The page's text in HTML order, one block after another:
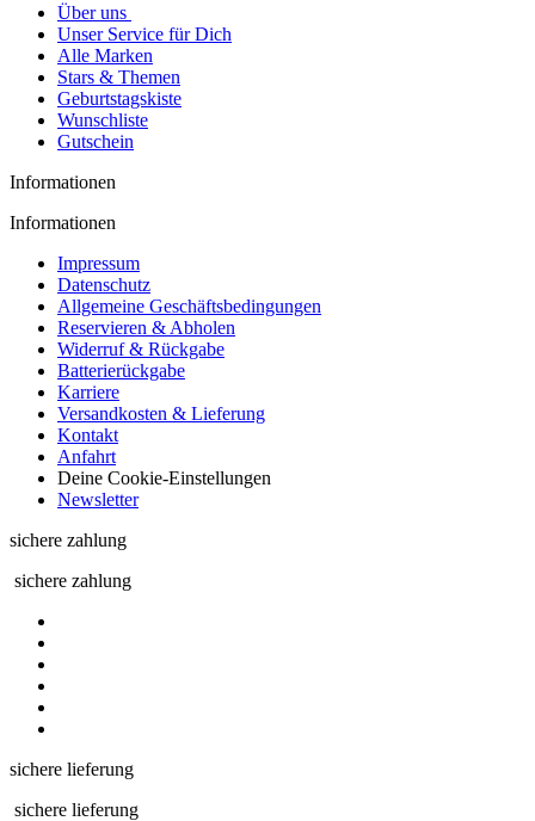
Über uns
Unser Service für Dich
Alle Marken
Stars & Themen
Geburtstagskiste
Wunschliste
Gutschein
Informationen
Informationen
Impressum
Datenschutz
Allgemeine Geschäftsbedingungen
Reservieren & Abholen
Widerruf & Rückgabe
Batterierückgabe
Karriere
Versandkosten & Lieferung
Kontakt
Anfahrt
Deine Cookie-Einstellungen
Newsletter
sichere zahlung
sichere zahlung
sichere lieferung
sichere lieferung